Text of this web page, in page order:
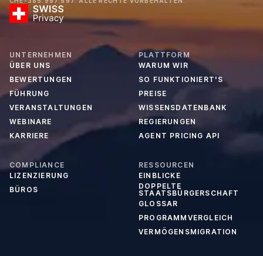
UNTERNEHMEN
ÜBER UNS
BEWERTUNGEN
FÜHRUNG
VERANSTALTUNGEN
WEBINARE
KARRIERE
PLATTFORM
WARUM WIR
SO FUNKTIONIERT'S
PREISE
WISSENSDATENBANK
REGIERUNGEN
AGENT PRICING API
COMPLIANCE
LIZENZIERUNG
BÜROS
RESSOURCEN
EINBLICKE
DOPPELTE
STAATSBÜRGERSCHAFT
GLOSSAR
PROGRAMMVERGLEICH
VERMÖGENSMIGRATION